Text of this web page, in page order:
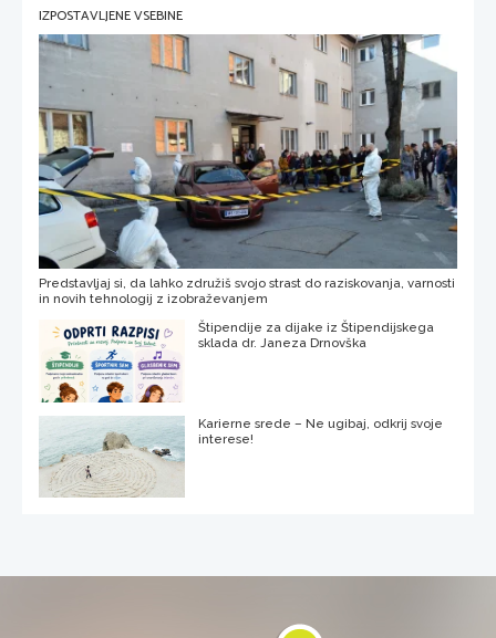
IZPOSTAVLJENE VSEBINE
Predstavljaj si, da lahko združiš svojo strast do raziskovanja, varnosti
in novih tehnologij z izobraževanjem
Štipendije za dijake iz Štipendijskega
sklada dr. Janeza Drnovška
Karierne srede – Ne ugibaj, odkrij svoje
interese!